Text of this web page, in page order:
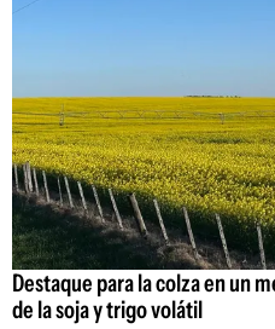
Destaque para la colza en un
de la soja y trigo volátil